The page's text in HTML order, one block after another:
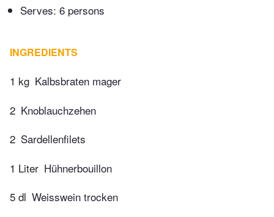
Serves: 6 persons
INGREDIENTS
1 kg Kalbsbraten mager
2 Knoblauchzehen
2 Sardellenfilets
1 Liter Hühnerbouillon
5 dl Weisswein trocken